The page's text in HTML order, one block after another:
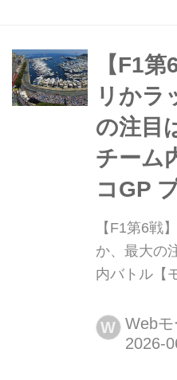
フリー走行
始まり、11
でスターテ
日金曜日...
【F1
リかラ
の注目
チーム
コGP
【F1第6戦
か、最大の
内バトル【
モンテカ-ル
幕する。今
W Web